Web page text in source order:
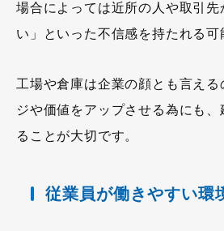
場合によっては近所の人や取引先
い」といった不信感を持たれる可
工場や倉庫は企業の顔とも言え
ジや価値をアップさせる為にも
ることが大切です。
従業員が働きやすい環